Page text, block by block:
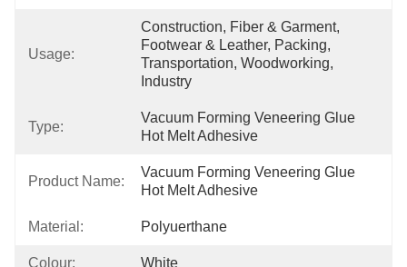
Usage:
Construction, Fiber & Garment,
Footwear & Leather, Packing,
Transportation, Woodworking,
Industry
Type:
Vacuum Forming Veneering Glue
Hot Melt Adhesive
Product Name:
Vacuum Forming Veneering Glue
Hot Melt Adhesive
Material: Polyuerthane
Colour: White